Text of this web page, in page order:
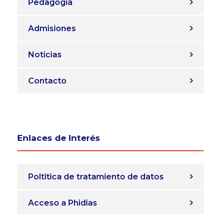
Pedagogía
Admisiones
Noticias
Contacto
Enlaces de Interés
Poltitica de tratamiento de datos
Acceso a Phidias